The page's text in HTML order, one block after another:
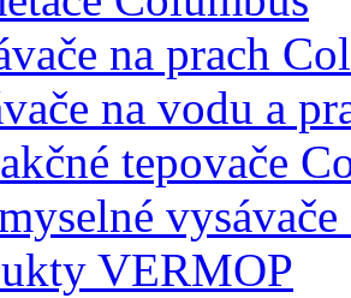
na prach
na vodu a
tepovače
VERMOP